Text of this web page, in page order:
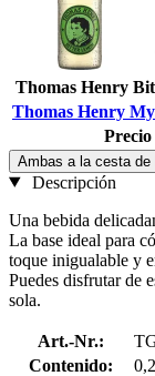
Thomas Henry
Thomas Henry
Ambas a la cesta de
Descripción
Una bebida
La base ideal para
toque inigualable y
Puedes disfrutar de
sola.
Art.-Nr.:
Contenido: